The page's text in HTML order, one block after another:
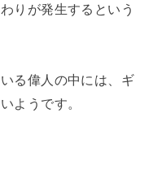
りが発生するという
る偉人の中には、ギ
ようです。